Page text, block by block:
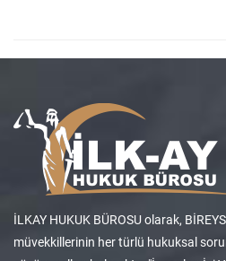
İLKAY HUKUK BÜROSU olarak,
müvekkillerinin her türlü hukuksal